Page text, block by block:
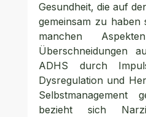
Gesundheit, die auf
gemeinsam zu haben
manchen
Überschneidungen
ADHS durch
Dysregulation und
Selbstmanagement
bezieht sich